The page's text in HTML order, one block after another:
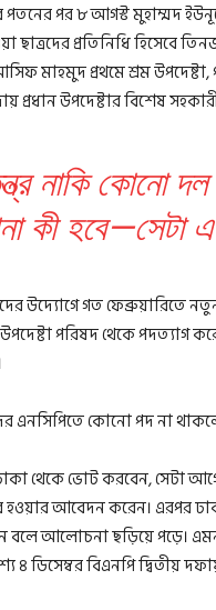
পর ৮ আগস্ট মুহাম্মদ
ছাত্রদের প্রতিনিধি হিসেবে
মাহমুদ প্রথমে শ্রম উপদেষ্টা,
উপদেষ্টার বিশেষ
নাকি কোনো
কী হবে—সেটা
উদ্যোগে গত ফেব্রুয়ারিতে
পরিষদ থেকে পদত্যাগ
কোনো পদ না থাকলেও
থেকে ভোট করবেন, সেটা
হওয়ার আবেদন করেন। এরপর
বলে আলোচনা ছড়িয়ে পড়ে।
ডিসেম্বর বিএনপি দ্বিতীয়